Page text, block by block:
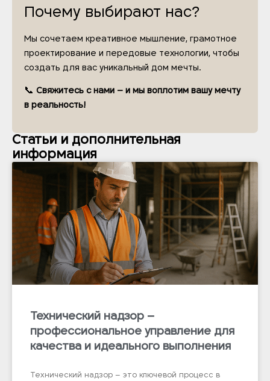
Почему выбирают нас?
Мы сочетаем креативное мышление, грамотное
проектирование и передовые технологии, чтобы
создать для вас уникальный дом мечты.
📞 Свяжитесь с нами – и мы воплотим вашу мечту
в реальность!
Статьи и дополнительная
информация
Технический надзор –
профессиональное управление для
качества и идеального выполнения
Технический надзор – это ключевой процесс в